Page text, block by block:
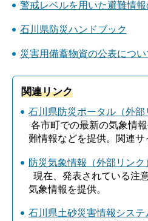
警戒レベルを用いた避難情
石川県防災ハンドブック
災害用備蓄物資の公表につい
関連リンク
石川県防災ポータル（外部
各市町での最新の気象情
難情報などを提供。関連サ
防災気象情報（外部リンク
現在、発表されている注
気象情報を提供。
石川県土砂災害情報システ